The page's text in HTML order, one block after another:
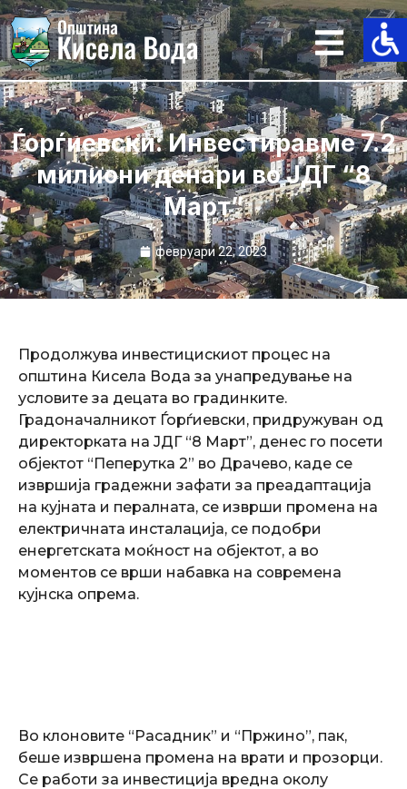
Skip
to
content
Ѓорѓиевски: Инвестиравме 7.2
милиони денари во ЈДГ “8
Март”
февруари 22, 2023
Продолжува инвестицискиот процес на
општина Кисела Вода за унапредување на
условите за децата во градинките.
Градоначалникот Ѓорѓиевски, придружуван од
директорката на ЈДГ “8 Март”, денес го посети
објектот “Пеперутка 2” во Драчево, каде се
извршија градежни зафати за преадаптација
на кујната и пералната, се изврши промена на
електричната инсталација, се подобри
енергетската моќност на објектот, а во
моментов се врши набавка на современа
кујнска опрема.
Во клоновите “Расадник” и “Пржино”, пак,
беше извршена промена на врати и прозорци.
Се работи за инвестиција вредна околу